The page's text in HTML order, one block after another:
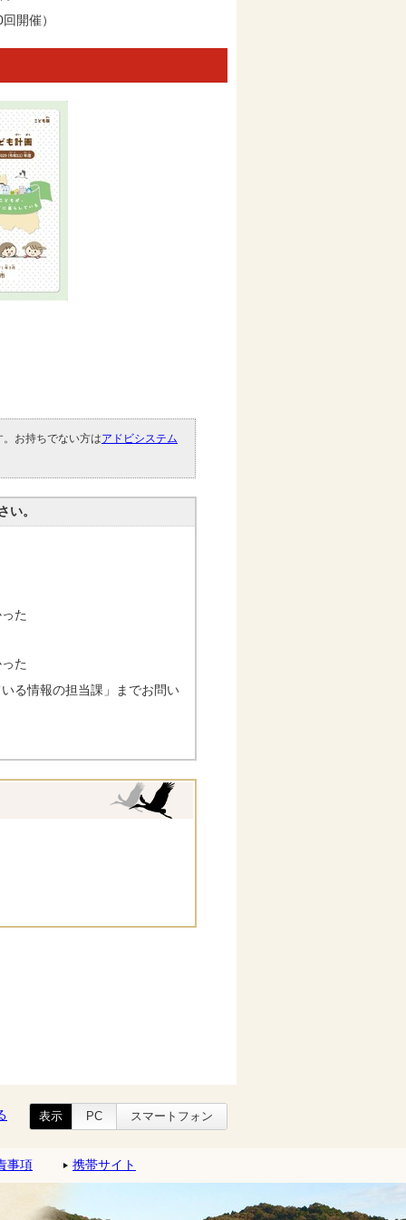
開催）
お持ちでない方はアドビシステム
い。
た
た
る情報の担当課」までお問い
表示 PC スマートフォン
事項 携帯サイト